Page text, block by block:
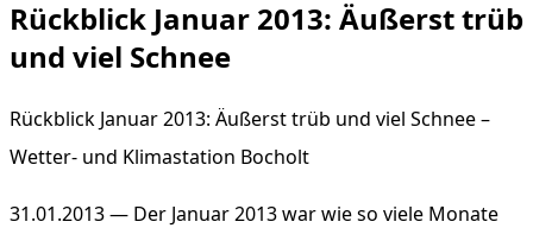
Rückblick Januar 2013: Äußerst trüb
und viel Schnee
Rückblick Januar 2013: Äußerst trüb und viel Schnee –
Wetter- und Klimastation Bocholt
31.01.2013 — Der Januar 2013 war wie so viele Monate